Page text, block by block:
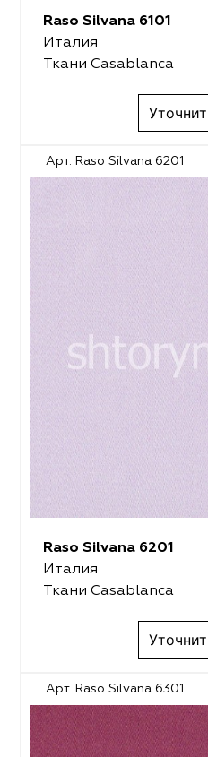
Raso Silvana 6101
Италия
Ткани Casablanca
Арт. Raso Silvana 6201
Raso Silvana 6201
Италия
Ткани Casablanca
Арт. Raso Silvana 6301